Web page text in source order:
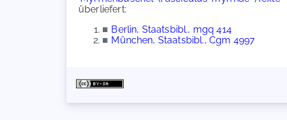
überliefert:
■ Berlin, Staatsbibl., mgq 414
■ München, Staatsbibl., Cgm 4997